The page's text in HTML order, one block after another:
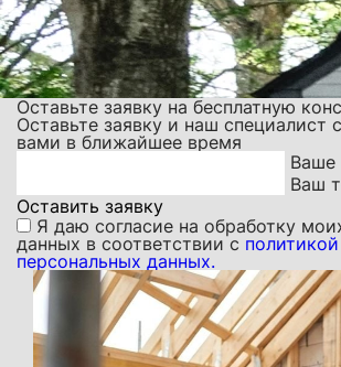
Оставьте заявку на бесплатную
Оставьте заявку и наш специалист
вами в ближайшее время
Ваше
Ваш
Оставить заявку
Я даю согласие на обработку
данных в соответствии с
персональных данных.